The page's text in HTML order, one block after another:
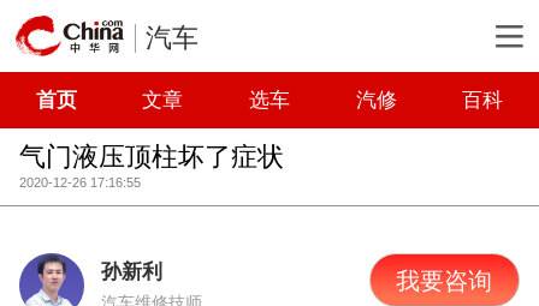
汽车
首页 文章 选车 汽修 百科
气门液压顶柱坏了症状
2020-12-26 17:16:55
孙新利 我要咨询